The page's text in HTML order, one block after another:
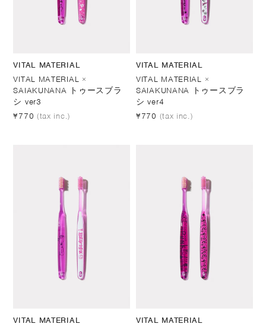
VITAL MATERIAL
VITAL MATERIAL ×
SAIAKUNANA トゥースブラ
シ ver3
¥770 (tax inc.)
VITAL MATERIAL
VITAL MATERIAL ×
SAIAKUNANA トゥースブラ
シ ver4
¥770 (tax inc.)
VITAL MATERIAL
VITAL MATERIAL